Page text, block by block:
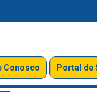
Conosco Portal de